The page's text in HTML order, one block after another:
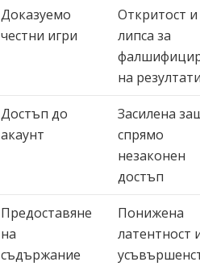
Доказуемо
честни игри
Откритост и
липса за
на
Достъп до
акаунт
Засилена
спрямо
незаконен
достъп
Предоставяне
на
съдържание
Понижена
латентност